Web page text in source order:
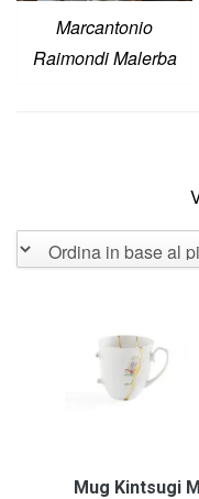
Marcantonio
Raimondi Malerba
Mug Kintsugi